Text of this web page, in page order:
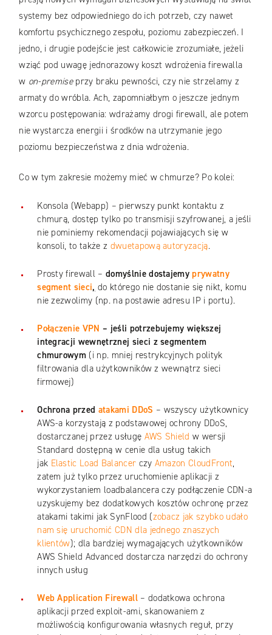
systemy bez odpowiedniego do ich potrzeb, czy nawet
komfortu psychicznego zespołu, poziomu zabezpieczeń. I
jedno, i drugie podejście jest całkowicie zrozumiałe, jeżeli
wziąć pod uwagę jednorazowy koszt wdrożenia firewalla
w on-premiseprzy braku pewności, czy nie strzelamy z
armaty do wróbla. Ach, zapomniałbym o jeszcze jednym
wzorcu postępowania: wdrażamy drogi firewall, ale potem
nie wystarcza energii i środków na utrzymanie jego
poziomu bezpieczeństwa z dnia wdrożenia.
Co w tym zakresie możemy mieć w chmurze? Po kolei:
Konsola (Webapp) – pierwszy punkt kontaktu z
chmurą, dostęp tylko po transmisji szyfrowanej, a jeśli
nie pominiemy rekomendacji pojawiających się w
konsoli, to także z dwuetapową autoryzacją.
Prosty firewall – domyślnie dostajemyprywatny
segment sieci, do którego nie dostanie się nikt, komu
nie zezwolimy (np. na postawie adresu IP i portu).
Połączenie VPN – jeśli potrzebujemy większej
integracji wewnętrznej sieci z segmentem
chmurowym (i np. mniej restrykcyjnych polityk
filtrowania dla użytkowników z wewnątrz sieci
firmowej)
Ochrona przed atakami DDoS – wszyscy użytkownicy
AWS-a korzystają z podstawowej ochrony DDoS,
dostarczanej przez usługę AWS Shield w wersji
Standard dostępną w cenie dla usług takich
jak Elastic Load Balancer czy Amazon CloudFront,
zatem już tylko przez uruchomienie aplikacji z
wykorzystaniem loadbalancera czy podłączenie CDN-a
uzyskujemy bez dodatkowych kosztów ochronę przez
atakami takimi jak SynFlood (zobacz jak szybko udało
nam się uruchomić CDN dla jednego znaszych
klientów); dla bardziej wymagających użytkowników
AWS Shield Advanced dostarcza narzędzi do ochrony
innych usług
Web Application Firewall– dodatkowa ochrona
aplikacji przed exploit-ami, skanowaniem z
możliwością konfigurowania własnych reguł, przy